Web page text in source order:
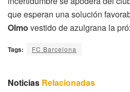
que esperan una solución
Olmo vestido de azulgrana la
Tags: FC Barcelona
Noticias Relacionadas